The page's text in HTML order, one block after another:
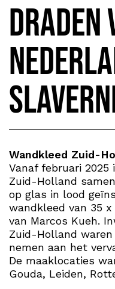
Draden
Wandkleed Zuid-
Vanaf februari
Zuid-Holland
op glas in lood
wandkleed van 35
van Marcos Kueh.
Zuid-Holland
nemen aan het
De maaklocaties
Gouda, Leiden,